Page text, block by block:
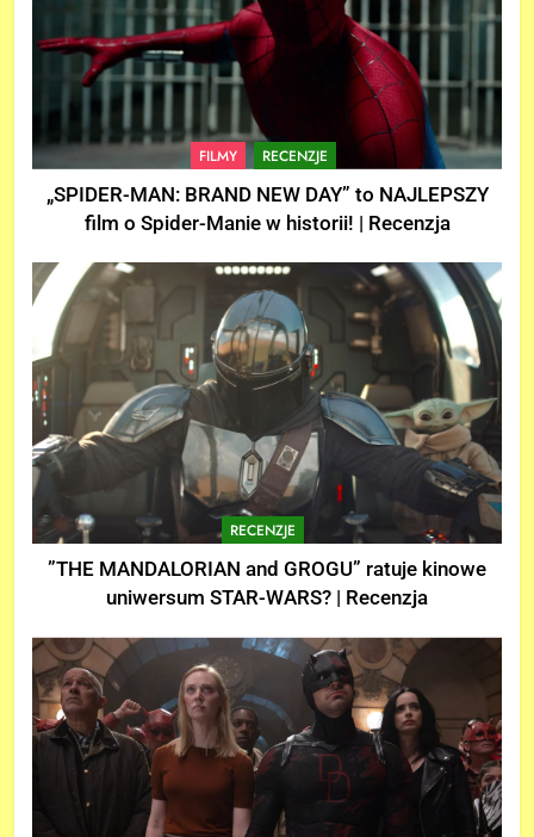
FILMY RECENZJE
„SPIDER-MAN: BRAND NEW DAY” to NAJLEPSZY
film o Spider-Manie w historii! | Recenzja
RECENZJE
”THE MANDALORIAN and GROGU” ratuje kinowe
uniwersum STAR-WARS? | Recenzja